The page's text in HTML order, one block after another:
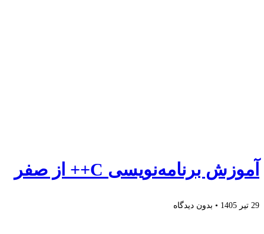
آموزش برنامه‌نویسی C++ از صفر
29 تیر 1405 بدون دیدگاه